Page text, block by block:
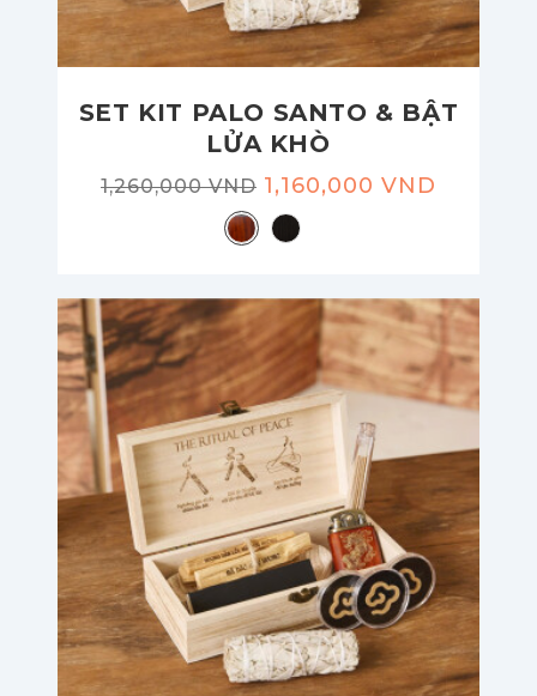
SET KIT PALO SANTO & BẬT
LỬA KHÒ
1,260,000 VND 1,160,000 VND